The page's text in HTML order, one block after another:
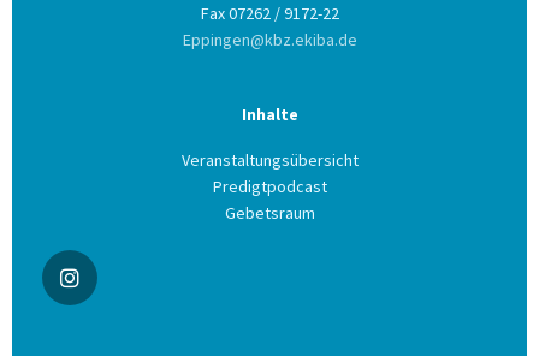
Fax 07262 / 9172-22
Eppingen@kbz.ekiba.de
Inhalte
Veranstaltungsübersicht
Predigtpodcast
Gebetsraum